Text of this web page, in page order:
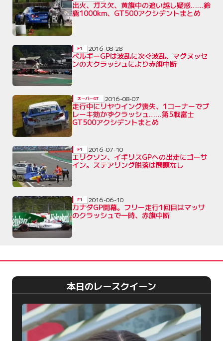
出火、ガス欠、黄旗中の追い越し疑惑……鈴
鹿1000km、GT500アクシデントまとめ
ベルギーGPは波乱に次ぐ波乱、マグヌッセ
ンの大クラッシュにより赤旗中断
F1 2016-08-28
走行中にリヤウイング喪失、1コーナーでブ
レーキ効かずクラッシュ……第5戦富士
GT500アクシデントまとめ
スーパーGT 2016-08-07
エリクソン、イギリスGPへの出走にゴーサ
イン。ステアリング脱落は問題なし
F1 2016-07-10
カナダGP開幕。フリー走行1回目はマッサ
のクラッシュで一時、赤旗中断
F1 2016-06-10
本日のレースクイーン